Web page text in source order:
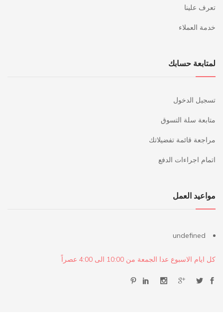
تعرف علينا
خدمة العملاء
لمتابعة حسابك
تسجيل الدخول
متابعة سلة التسوق
مراجعة قائمة تفضيلاتك
اتمام اجراءات الدفع
مواعيد العمل
undefined
كل ايام الاسبوع عدا الجمعة من 10:00 الى 4:00 عصراً